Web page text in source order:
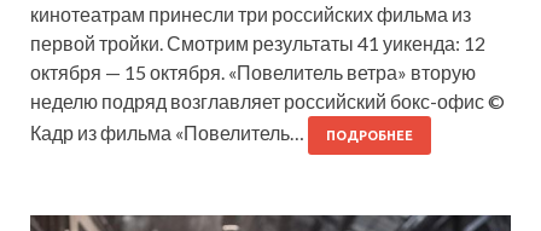
кинотеатрам принесли три российских фильма из
первой тройки. Смотрим результаты 41 уикенда: 12
октября — 15 октября. «Повелитель ветра» вторую
неделю подряд возглавляет российский бокс-офис ©
Кадр из фильма «Повелитель…
ПОДРОБНЕЕ